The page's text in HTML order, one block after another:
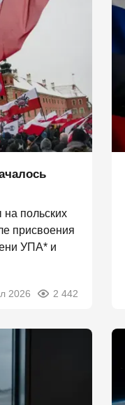
польских
присвоения
УПА* и
2026 2 442